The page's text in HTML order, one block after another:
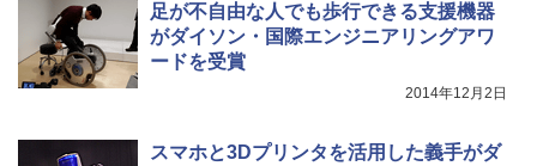
足が不自由な人でも歩行できる支援機器
がダイソン・国際エンジニアリングアワ
ードを受賞
2014年12月2日
スマホと3Dプリンタを活用した義手がダ